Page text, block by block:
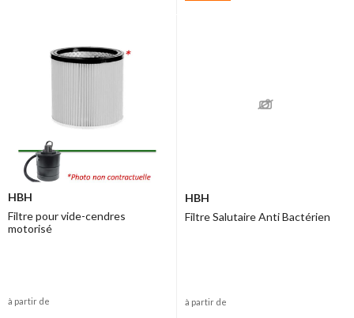
HBH
Filtre pour vide-cendres
motorisé
à partir de
HBH
Filtre Salutaire Anti Bactérien
à partir de